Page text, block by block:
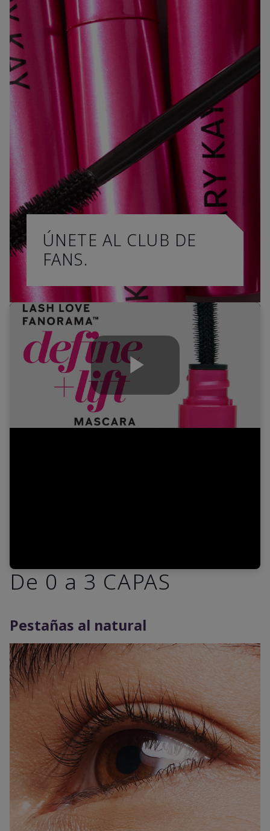
ÚNETE AL CLUB DE
FANS.
Play
De 0 a 3 CAPAS
Pestañas al natural